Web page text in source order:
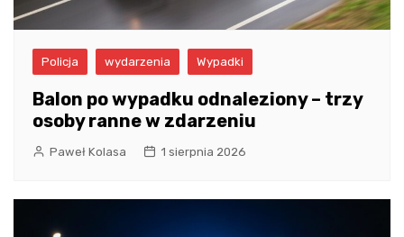
Policja wydarzenia Wypadki
Balon po wypadku odnaleziony – trzy
osoby ranne w zdarzeniu
Paweł Kolasa 1 sierpnia 2026